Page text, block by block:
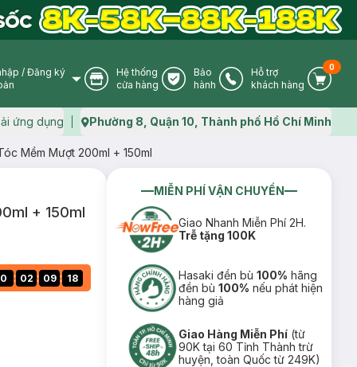
User Icon
/ Đăng ký
Store Icon
Hệ thống
cửa hàng
Warranty Icon
Bảo
hành
Phone Icon
Hỗ trợ
khách hàng
Cart
0
ứng dụng Map icon
Phường 8, Quận 10, Thành phố Hồ Chí Minh
Mềm Mượt 200ml + 150ml
+ 150ml
0 : 02 : 09 : 17
MIỄN PHÍ VẬN CHUYỂN
Giao Nhanh Miễn Phí 2H.
Trễ tặng 100K
Hasaki đền bù100% hãng
đền bù100% nếu phát hiện
hàng giả
Giao Hàng Miễn Phí (từ
90K tại 60 Tỉnh Thành trừ
huyện, toàn Quốc từ 249K)